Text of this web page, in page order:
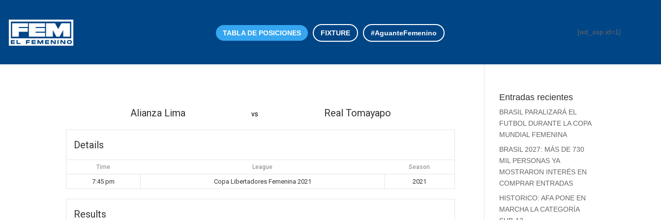
TABLA DE POSICIONES FIXTURE #AguanteFemenino [wd_asp id=1]
Alianza Lima vs Real Tomayapo
Details
Time League Season
7:45 pm Copa Libertadores Femenina 2021 2021
Results
Entradas recientes
BRASIL PARALIZARÁ EL
FUTBOL DURANTE LA COPA
MUNDIAL FEMENINA
BRASIL 2027: MÁS DE 730
MIL PERSONAS YA
MOSTRARON INTERÉS EN
COMPRAR ENTRADAS
HISTORICO: AFA PONE EN
MARCHA LA CATEGORÍA